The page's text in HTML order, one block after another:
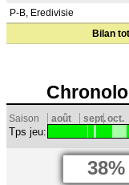
P-B, Eredivisie
Bilan
Saison août sept.oct.
Tps jeu:
38%